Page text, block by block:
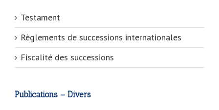
Testament
Règlements de successions internationales
Fiscalité des successions
Publications – Divers